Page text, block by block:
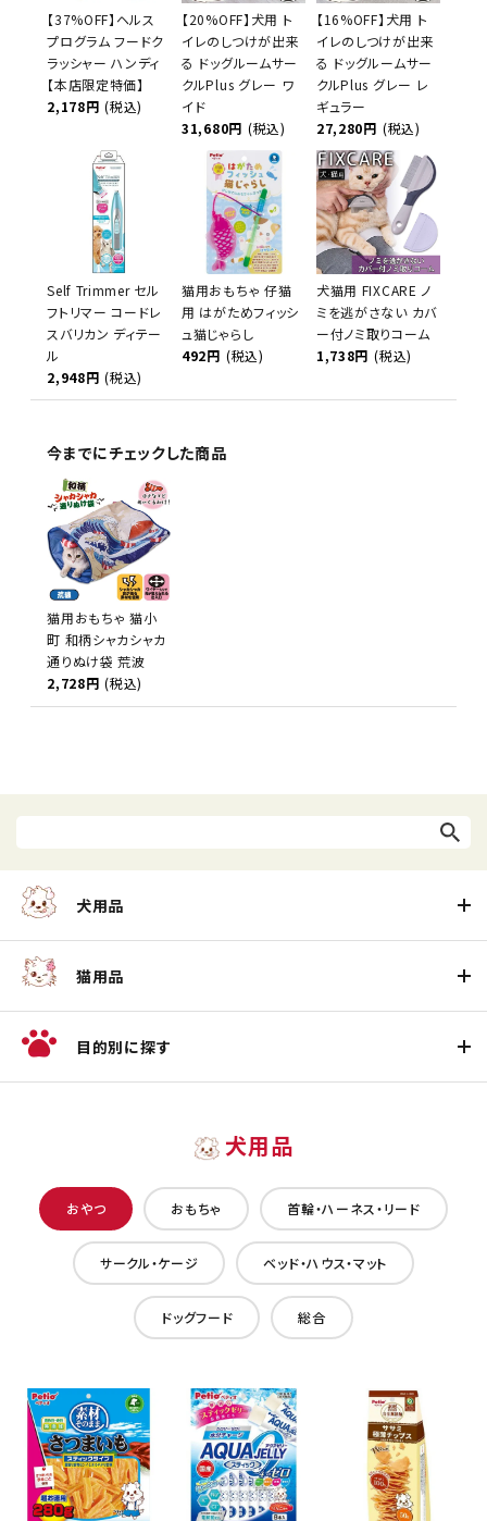
【37%OFF】ヘルス
プログラム フードク
ラッシャー ハンディ
【本店限定特価】
2,178円 (税込)
【20%OFF】犬用 ト
イレのしつけが出来
る ドッグルームサー
クルPlus グレー ワ
イド
31,680円 (税込)
【16%OFF】犬用 ト
イレのしつけが出来
る ドッグルームサー
クルPlus グレー レ
ギュラー
27,280円 (税込)
Self Trimmer セル
フトリマー コードレ
スバリカン ディテー
ル
2,948円 (税込)
猫用おもちゃ 仔猫
用 はがためフィッシ
ュ猫じゃらし
492円 (税込)
犬猫用 FIXCARE ノ
ミを逃がさない カバ
ー付ノミ取りコーム
1,738円 (税込)
今までにチェックした商品
猫用おもちゃ 猫小
町 和柄シャカシャカ
通りぬけ袋 荒波
2,728円 (税込)
犬用品
猫用品
目的別に探す
犬用品
おやつ おもちゃ 首輪・ハーネス・リード
サークル・ケージ ベッド・ハウス・マット
ドッグフード 総合